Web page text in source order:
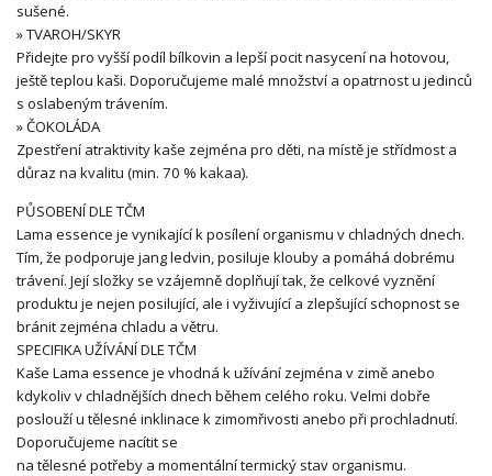
sušené.
» TVAROH/SKYR
Přidejte pro vyšší podíl bílkovin a lepší pocit nasycení na hotovou,
ještě teplou kaši. Doporučujeme malé množství a opatrnost u jedinců
s oslabeným trávením.
» ČOKOLÁDA
Zpestření atraktivity kaše zejména pro děti, na místě je střídmost a
důraz na kvalitu (min. 70 % kakaa).
PŮSOBENÍ DLE TČM
Lama essence je vynikající k posílení organismu v chladných dnech.
Tím, že podporuje jang ledvin, posiluje klouby a pomáhá dobrému
trávení. Její složky se vzájemně doplňují tak, že celkové vyznění
produktu je nejen posilující, ale i vyživující a zlepšující schopnost se
bránit zejména chladu a větru.
SPECIFIKA UŽÍVÁNÍ DLE TČM
Kaše Lama essence je vhodná k užívání zejména v zimě anebo
kdykoliv v chladnějších dnech během celého roku. Velmi dobře
poslouží u tělesné inklinace k zimomřivosti anebo při prochladnutí.
Doporučujeme nacítit se
na tělesné potřeby a momentální termický stav organismu.